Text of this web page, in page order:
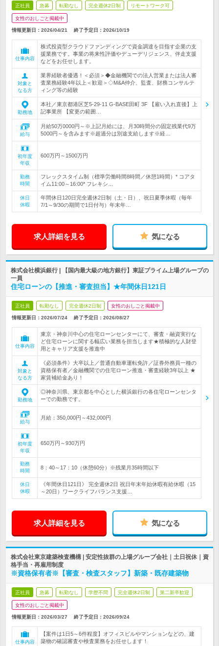
正社員 急募 転勤なし 完全週休2日制 リモートワーク可
女性のおしごと掲載中
情報更新日：2026/04/21 終了予定日： 2026/10/19
仕事内容
株式投資型クラウドファンディングで資金調達を目指す企業の支
援業務です。事業の将来性評価やデューデリジェンス、伴走支援
などをお任せします。
対象と
なる方
業界経験者優遇！＜必須＞◆金融機関での法人営業または法人審
査業務経験4年以上＜歓迎＞◇M&A仲介、監査、財務コンサルテ
ィング等の経験
勤務地
本社／東京都港区芝5-29-11 G-BASE田町 3F 【雇い入れ直後】上
記事業所 【変更の範囲…
給与
月給50万0000円～※上記月給には、月30時間分の固定残業代9万
5000円～を含みます※超過分は別途支給します※経…
初年度
年収
600万円～1500万円
勤務
時間
フレックスタイム制（標準労働時間8時間／休憩1時間）* コアタ
イム11:00～16:00* フレキシ…
休日
休暇
年間休日120日完全週休2日制（土・日）、祝日夏季休暇（毎年
7/1～9/30の期間で1日付与）年末年…
求人詳細を見る 気になる
株式会社横浜銀行 | 【国内最大級の地方銀行】東証プライム上場グループの
一員
住宅ローンの【推進・審査担当】★年間休日121日
正社員 転勤なし 完全週休2日制 女性のおしごと掲載中
情報更新日：2026/07/24 終了予定日： 2026/08/27
仕事内容
東京・神奈川中心の住宅ローンセンターにて、審査・融資実行な
ど住宅ローンに関する幅広い業務を担当します★積極的な人財登
用とキャリア支援を推進中
対象と
なる方
《必須条件》大卒以上／普通自動車運転免許／証券外務員一種の
資格保有者／金融機関での住宅ローン推進・審査経験3年以上 ★
家賃補給金あり！
勤務地
◎神奈川県、東京都を中心とした横浜銀行の各住宅ローンセンタ
ーでの勤務です。
給与
月給：350,000円～432,000円
初年度
年収
650万円～930万円
勤務
時間
8：40～17：10（休憩60分）※残業月35時間以下
休日
休暇
《年間休日121日》 完全週休2日 祝日年末年始休暇有給休暇（15
～20日）ワークライフバランス支援…
求人詳細を見る 気になる
株式会社東京建築検査機構 | 安定性抜群の上場グループ会社｜土日祝休｜資
格手当・再雇用制度
※資格保有者※【審査・検査スタッフ】新築・既存建築物
正社員 急募 転勤なし 学歴不問 完全週休2日制 第二新卒歓迎
女性のおしごと掲載中
情報更新日：2026/03/27 終了予定日： 2026/09/24
仕事内容
【案件は1日5～6件程度】オフィスビルやマンションなどの、建
築物の確認審査や検査業務をお任せします！